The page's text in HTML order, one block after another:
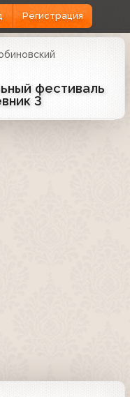
Регистрация
фестиваль
3